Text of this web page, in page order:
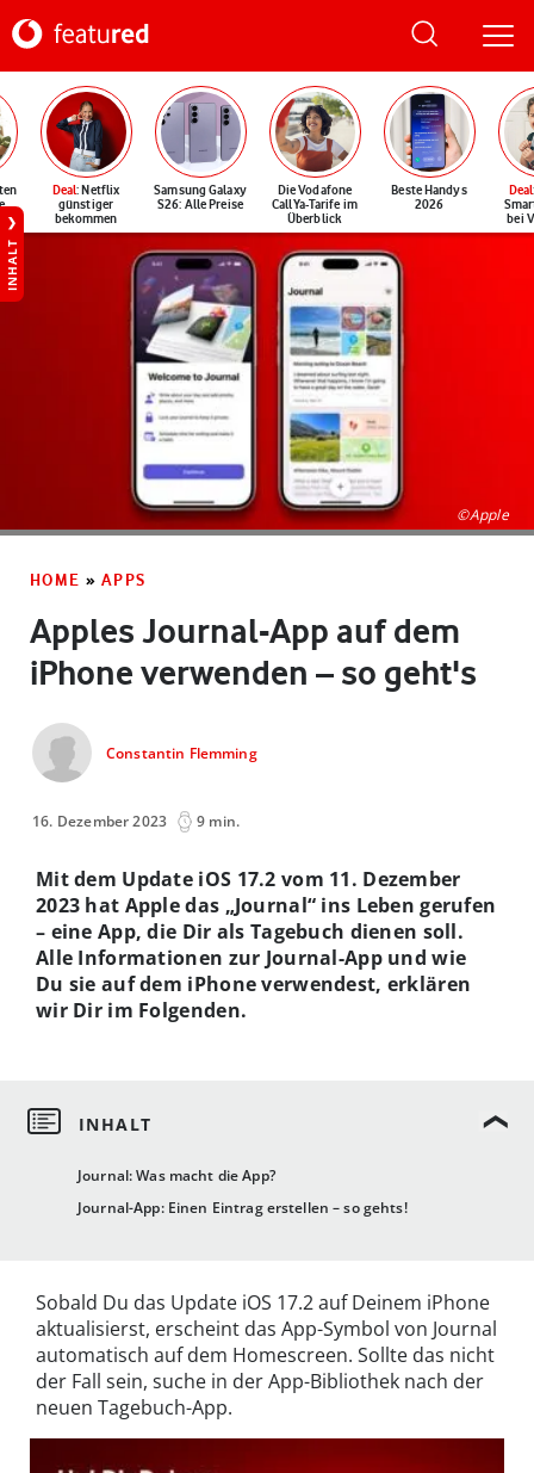
Deal: Netflix
günstiger
bekommen
Samsung Galaxy
S26: Alle Preise
Die Vodafone
CallYa-Tarife im
Überblick
Beste Handys
2026
Deal
bei
INHALT
©Apple
HOME » APPS
Apples Journal-App auf dem
iPhone verwenden – so geht's
Constantin Flemming
16. Dezember 2023 9 min.
Journal: Was macht die App?
Journal-App: Einen Eintrag erstellen – so gehts!
Mit dem Update iOS 17.2 vom 11. Dezember
2023 hat Apple das „Journal“ ins Leben gerufen
– eine App, die Dir als Tagebuch dienen soll.
Alle Informationen zur Journal-App und wie
Du sie auf dem iPhone verwendest, erklären
wir Dir im Folgenden.
Sobald Du das Update iOS 17.2 auf Deinem iPhone
aktualisierst, erscheint das App-Symbol von Journal
automatisch auf dem Homescreen. Sollte das nicht
der Fall sein, suche in der App-Bibliothek nach der
neuen Tagebuch-App.